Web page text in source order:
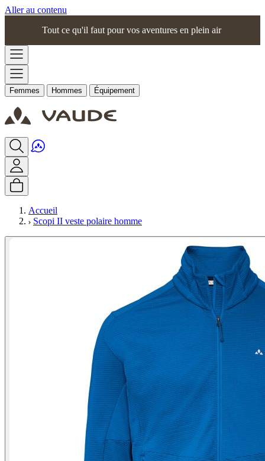
Aller au contenu
Tout ce qu'il faut pour vos aventures en plein air
Femmes Hommes Équipement
Accueil
Scopi II veste polaire homme